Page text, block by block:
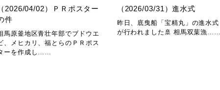
2026/04/02）ＰＲポスター
件
馬原釜地区青壮年部でブドウエ
、メヒカリ、福とらのＰＲポス
ーを作成し……
（2026/03/31）進水式
昨日、底曳船「宝精丸」の進水式
が行われました🚢 相馬双葉漁……